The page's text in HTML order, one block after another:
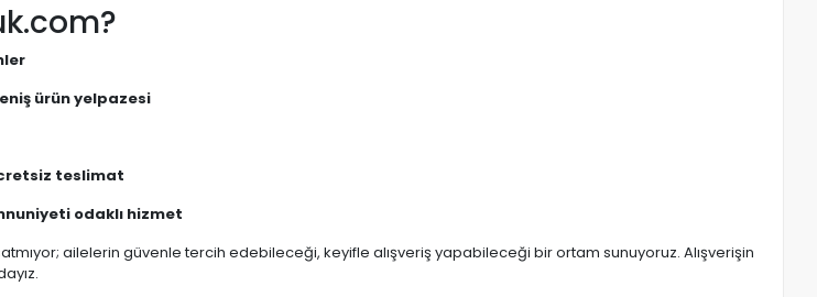
ürün yelpazesi
teslimat
odaklı hizmet
ailelerin güvenle tercih edebileceği, keyifle alışveriş yapabileceği bir ortam sunuyoruz. Alışverişin